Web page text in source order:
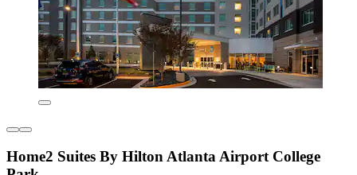
Home2 Suites By Hilton Atlanta Airport College